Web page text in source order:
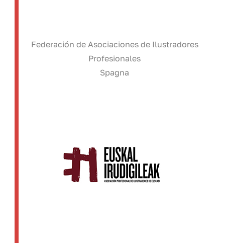
Federación de Asociaciones de Ilustradores
Profesionales
Spagna